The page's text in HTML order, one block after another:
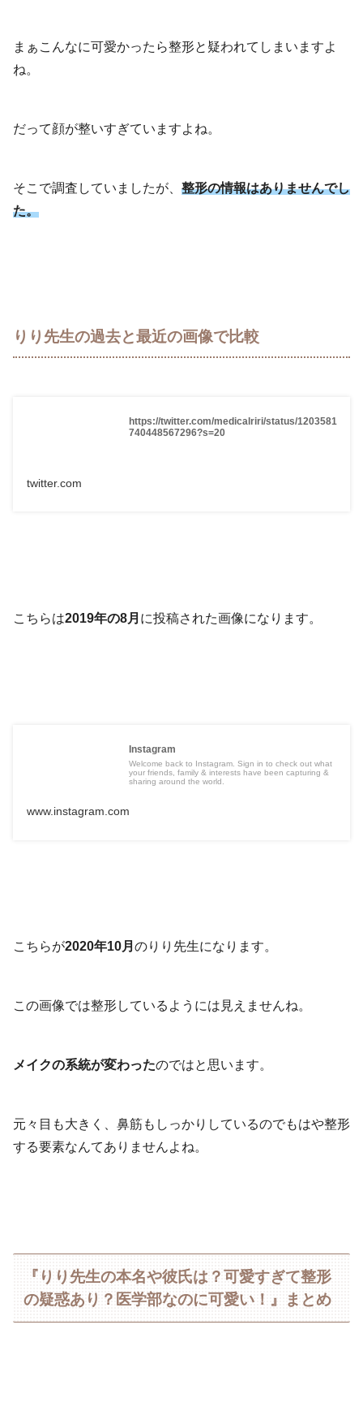
まぁこんなに可愛かったら整形と疑われてしまいますよ
ね。
だって顔が整いすぎていますよね。
そこで調査していましたが、 整形の情報はありませんでし
た。
りり先生の過去と最近の画像で比較
https://twitter.com/medicalriri/status/1203581
740448567296?s=20
twitter.com
こちらは2019年の8月 に投稿された画像になります。
Instagram
Welcome back to Instagram. Sign in to check out what
your friends, family & interests have been capturing &
sharing around the world.
www.instagram.com
こちらが2020年10月 のりり先生になります。
この画像では整形しているようには見えませんね。
メイクの系統が変わったのではと思います。
元々目も大きく、鼻筋もしっかりしているのでもはや整形
する要素なんてありませんよね。
『りり先生の本名や彼氏は？可愛すぎて整形
の疑惑あり？医学部なのに可愛い！』まとめ